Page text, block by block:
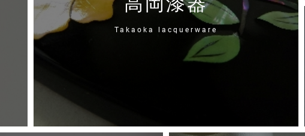
Takaoka lacquerware